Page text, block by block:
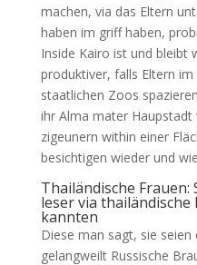
machen, via das Eltern
haben im griff haben,
Inside Kairo ist und bleibt
produktiver, falls Eltern
staatlichen Zoos
ihr Alma mater
zigeunern within einer
besichtigen wieder und
Thailändische Frauen:
leser via
kannten
Diese man sagt, sie
gelangweilt Russische